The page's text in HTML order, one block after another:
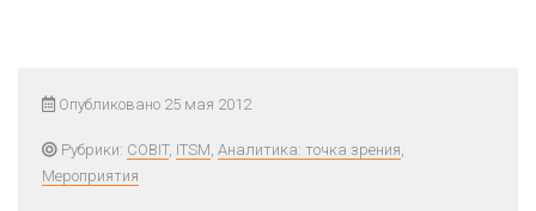
Опубликовано 25 мая 2012
Рубрики: COBIT, ITSM, Аналитика: точка зрения,
Мероприятия